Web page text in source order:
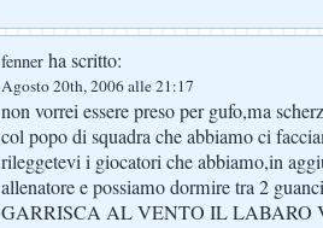
fenner ha scritto:
Agosto 20th, 2006 alle 21:17
non vorrei essere preso per gufo,ma
col popo di squadra che abbiamo ci
rileggetevi i giocatori che abbiamo,in
allenatore e possiamo dormire tra 2
GARRISCA AL VENTO IL LABARO